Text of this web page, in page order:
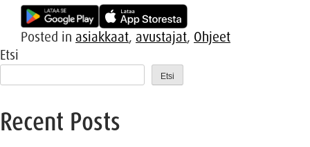
Posted in asiakkaat, avustajat, Ohjeet
Etsi
Etsi
Recent Posts